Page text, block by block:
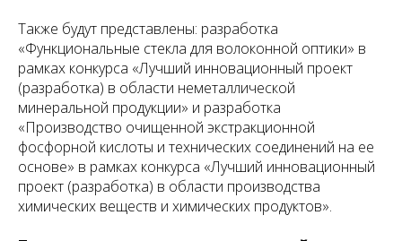
Также будут представлены: разработка
«Функциональные стекла для волоконной оптики» в
рамках конкурса «Лучший инновационный проект
(разработка) в области неметаллической
минеральной продукции» и разработка
«Производство очищенной экстракционной
фосфорной кислоты и технических соединений на ее
основе» в рамках конкурса «Лучший инновационный
проект (разработка) в области производства
химических веществ и химических продуктов».